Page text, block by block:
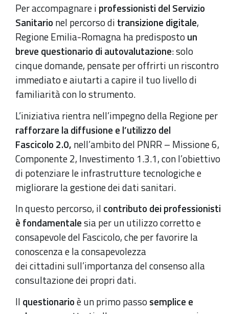
Per accompagnare i professionisti del Servizio
Sanitario nel percorso di transizione digitale,
Regione Emilia-Romagna ha predispostoun
breve questionario di autovalutazione: solo
cinque domande, pensate per offrirti un riscontro
immediato e aiutarti a capire il tuo livello di
familiarità con lo strumento.
L’iniziativa rientra nell’impegno della Regione per
rafforzare la diffusione e l’utilizzo del
Fascicolo 2.0, nell’ambito del PNRR – Missione 6,
Componente 2, Investimento 1.3.1, con l’obiettivo
di potenziare le infrastrutture tecnologiche e
migliorare la gestione dei dati sanitari.
In questo percorso, il contributo dei professionisti
è fondamentalesia per un utilizzo corretto e
consapevole del Fascicolo, che per favorire la
conoscenza e la consapevolezza
dei cittadini sull’importanza del consenso alla
consultazione dei propri dati.
Il questionarioè un primo passosemplice e